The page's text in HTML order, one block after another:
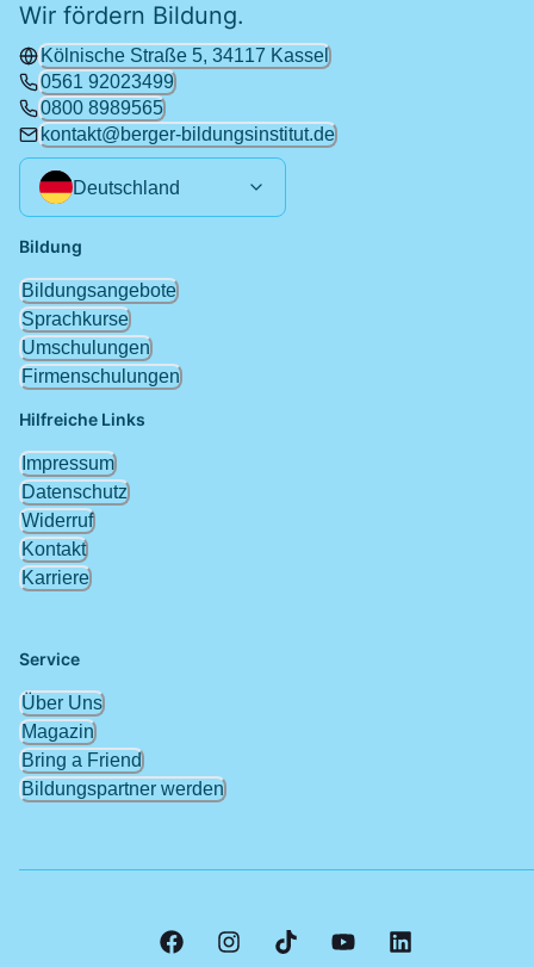
Wir fördern Bildung.
Kölnische Straße 5, 34117 Kassel
0561 92023499
0800 8989565
kontakt@berger-bildungsinstitut.de
Deutschland
Hilfreiche Links
Impressum
Datenschutz
Widerruf
Kontakt
Karriere
Service
Über Uns
Magazin
Bring a Friend
Bildungspartner werden
Bildung
Bildungsangebote
Sprachkurse
Umschulungen
Firmenschulungen